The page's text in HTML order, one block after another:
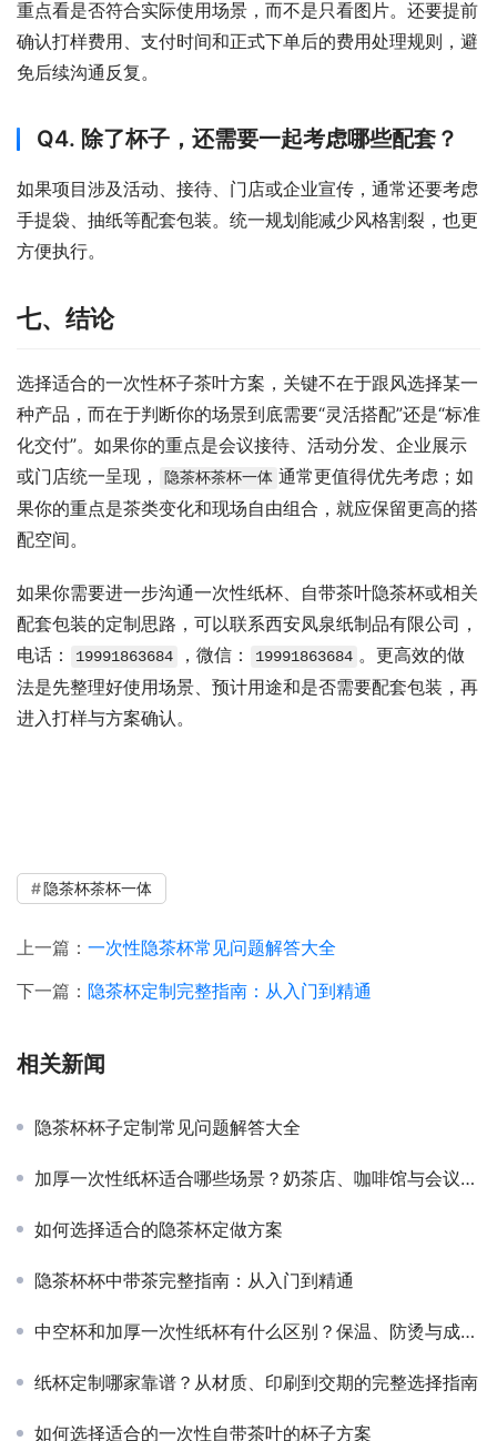
重点看是否符合实际使用场景，而不是只看图片。还要提前
确认打样费用、支付时间和正式下单后的费用处理规则，避
免后续沟通反复。
Q4. 除了杯子，还需要一起考虑哪些配套？
如果项目涉及活动、接待、门店或企业宣传，通常还要考虑
手提袋、抽纸等配套包装。统一规划能减少风格割裂，也更
方便执行。
七、结论
选择适合的一次性杯子茶叶方案，关键不在于跟风选择某一
种产品，而在于判断你的场景到底需要“灵活搭配”还是“标准
化交付”。如果你的重点是会议接待、活动分发、企业展示
或门店统一呈现，
隐茶杯茶杯一体 通常更值得优先考虑；如
果你的重点是茶类变化和现场自由组合，就应保留更高的搭
配空间。
如果你需要进一步沟通一次性纸杯、自带茶叶隐茶杯或相关
配套包装的定制思路，可以联系西安凤泉纸制品有限公司，
电话：
19991863684 ，微信： 19991863684 。更高效的做
法是先整理好使用场景、预计用途和是否需要配套包装，再
进入打样与方案确认。
隐茶杯茶杯一体
上一篇： 一次性隐茶杯常见问题解答大全
下一篇： 隐茶杯定制完整指南：从入门到精通
相关新闻
隐茶杯杯子定制常见问题解答大全
加厚一次性纸杯适合哪些场景？奶茶店、咖啡馆与会议活动选购建议
如何选择适合的隐茶杯定做方案
隐茶杯杯中带茶完整指南：从入门到精通
中空杯和加厚一次性纸杯有什么区别？保温、防烫与成本全面解析
纸杯定制哪家靠谱？从材质、印刷到交期的完整选择指南
如何选择适合的一次性自带茶叶的杯子方案